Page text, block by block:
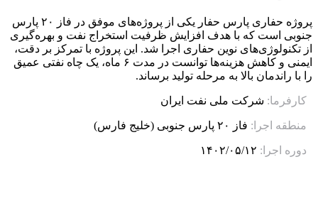
پروژه حفاری پارس حفار یکی از پروژه‌های موفق در فاز ۲۰ پارس
جنوبی است که با هدف افزایش ظرفیت استخراج نفت و بهره‌گیری
از تکنولوژی‌های نوین حفاری اجرا شد. این پروژه با تمرکز بر دقت،
ایمنی و کاهش هزینه‌ها توانست در مدت ۶ ماه، یک چاه نفتی عمیق
را با راندمان بالا به مرحله تولید برساند.
کارفرما: شرکت ملی نفت ایران
منطقه اجرا: فاز ۲۰ پارس جنوبی (خلیج فارس)
دوره اجرا: